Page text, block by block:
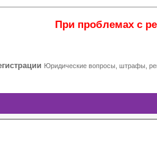
При проблемах с
Юридические вопросы, штрафы,